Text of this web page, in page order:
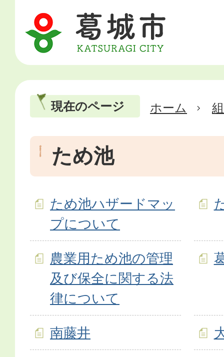
現在のページ ホーム
ため池
ため池ハザードマッ
プについて
農業用ため池の管理
及び保全に関する法
律について
南藤井